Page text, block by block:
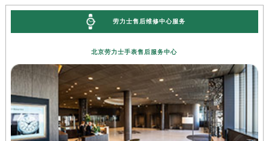
劳力士售后维修中心服务
北京劳力士手表售后服务中心